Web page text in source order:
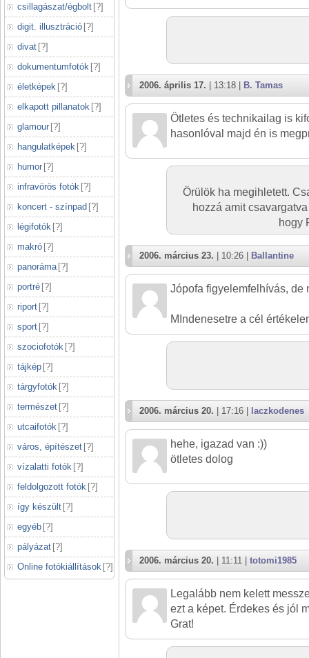
csillagászat/égbolt [?]
digit. illusztráció [?]
divat [?]
dokumentumfotók [?]
életképek [?]
elkapott pillanatok [?]
glamour [?]
hangulatképek [?]
humor [?]
infravörös fotók [?]
koncert - színpad [?]
légifotók [?]
makró [?]
panoráma [?]
portré [?]
riport [?]
sport [?]
szociofotók [?]
tájkép [?]
tárgyfotók [?]
természet [?]
utcaifotók [?]
város, építészet [?]
vízalatti fotók [?]
feldolgozott fotók [?]
így készült [?]
egyéb [?]
pályázat [?]
Online fotókiállítások [?]
2006. április 17. | 13:18 | B. Tamas
Ötletes és technikailag is
hasonlóval majd én is
Örülök ha megihletett.
hozzá amit
hogy
2006. március 23. | 10:26 | Ballantine
Jópofa figyelemfelhívás, de
MIndenesetre a cél
2006. március 20. | 17:16 | laczkodenes
hehe, igazad van :))
ötletes dolog
2006. március 20. | 11:11 | totomi1985
Legalább nem kelett
ezt a képet. Érdekes és jól
Grat!